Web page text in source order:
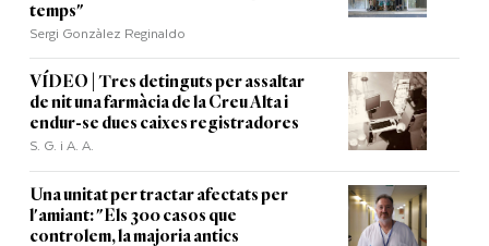
temps"
Sergi Gonzàlez Reginaldo
VÍDEO | Tres detinguts per assaltar
de nit una farmàcia de la Creu Alta i
endur-se dues caixes registradores
S. G. i A. A.
Una unitat per tractar afectats per
l'amiant: "Els 300 casos que
controlem, la majoria antics